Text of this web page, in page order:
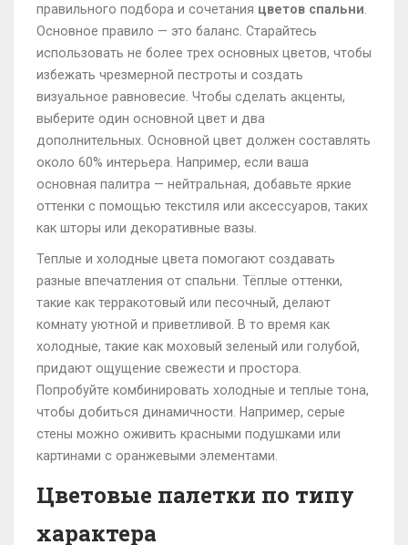
правильного подбора и сочетания цветов спальни
Основное правило — это баланс. Старайтесь
использовать не более трех основных цветов, чтобы
избежать чрезмерной пестроты и создать
визуальное равновесие. Чтобы сделать акценты,
выберите один основной цвет и два
дополнительных. Основной цвет должен составлять
около 60% интерьера. Например, если ваша
основная палитра — нейтральная, добавьте яркие
оттенки с помощью текстиля или аксессуаров, таких
как шторы или декоративные вазы.
Теплые и холодные цвета помогают создавать
разные впечатления от спальни. Тёплые оттенки,
такие как терракотовый или песочный, делают
комнату уютной и приветливой. В то время как
холодные, такие как моховый зеленый или голубой,
придают ощущение свежести и простора.
Попробуйте комбинировать холодные и теплые тона,
чтобы добиться динамичности. Например, серые
стены можно оживить красными подушками или
картинами с оранжевыми элементами.
Цветовые палетки по типу
характера